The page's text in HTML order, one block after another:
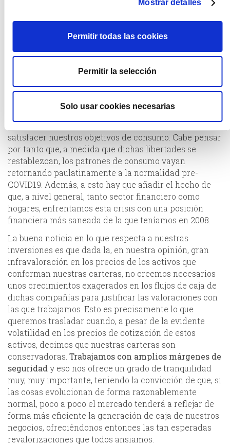
Mostrar detalles
Permitir todas las cookies
Permitir la selección
Solo usar cookies necesarias
En cierta medida, este razonamiento se apoya en las
causas de la crisis. A diferencia de lo sucedido en la
Gran Crisis Financiera de 2008, en la que el problema
nació en el excesivo apalancamiento al que se llegó en
el sector financiero, uno de los pilares de todo sistema
económico libre,esta crisis que enfrentamos ahora
ha nacido a causa de un factor exógeno
de la libertad de movimientos necesaria para
satisfacer nuestros objetivos de consumo. Cabe pensar
por tanto que, a medida que dichas libertades se
restablezcan, los patrones de consumo vayan
retornando paulatinamente a la normalidad pre-
COVID19. Además, a esto hay que añadir el hecho de
que, a nivel general, tanto sector financiero como
hogares, enfrentamos esta crisis con una posición
financiera más saneada de la que teníamos en 2008.
La buena noticia en lo que respecta a nuestras
inversiones es que dada la, en nuestra opinión, gran
infravaloración en los precios de los activos que
conforman nuestras carteras, no creemos necesarios
unos crecimientos exagerados en los flujos de caja de
dichas compañías para justificar las valoraciones con
las que trabajamos. Esto es precisamente lo que
queremos trasladar cuando, a pesar de la evidente
volatilidad en los precios de cotización de estos
activos, decimos que nuestras carteras son
conservadoras. Trabajamos con amplios márgenes de
seguridad y eso nos ofrece un grado de tranquilidad
muy, muy importante, teniendo la convicción de que, si
las cosas evolucionan de forma razonablemente
normal, poco a poco el mercado tenderá a reflejar de
forma más eficiente la generación de caja de nuestros
negocios, ofreciéndonos entonces las tan esperadas
revalorizaciones que todos ansiamos.